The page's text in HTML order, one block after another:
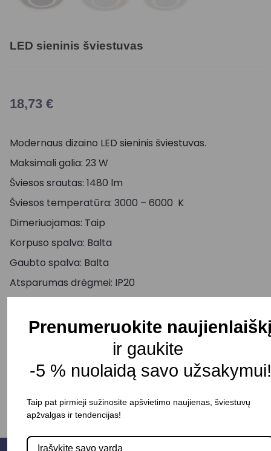
LED sieninis šviestuvas
18,73 €
Modernaus dizaino LED sieninis šviestuvas.
Maksimali galia: 23 W
Šviesos srautas: 1480 lm
Šviesos temperatūra: 3000 – 6000 K
Dimeriuojamas: Taip
Korpuso spalva: Balta
Gaubto spalva: Balta
Atsparumas drėgmei: IP20
Į KREPŠELĮ
Prenumeruokite
ir gaukite
-5 % nuolaidą savo užsakymui!
Taip pat pirmieji sužinosite apšvietimo naujienas, šviestuvų
apžvalgas ir tendencijas!